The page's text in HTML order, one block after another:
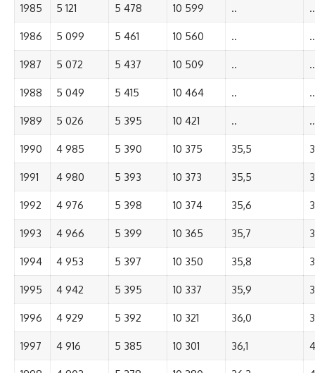
1985 5 121 5 478 10 599 .. ..
1986 5 099 5 461 10 560 .. ..
1987 5 072 5 437 10 509 .. ..
1988 5 049 5 415 10 464 .. ..
1989 5 026 5 395 10 421 .. ..
1990 4 985 5 390 10 375 35,5
1991 4 980 5 393 10 373 35,5
1992 4 976 5 398 10 374 35,6
1993 4 966 5 399 10 365 35,7
1994 4 953 5 397 10 350 35,8
1995 4 942 5 395 10 337 35,9
1996 4 929 5 392 10 321 36,0
1997 4 916 5 385 10 301 36,1